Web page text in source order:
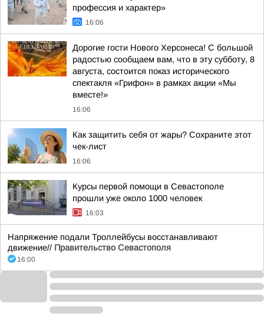
профессия и характер»
16:06
Дорогие гости Нового Херсонеса! С большой
радостью сообщаем вам, что в эту субботу, 8
августа, состоится показ исторического
спектакля «Грифон» в рамках акции «Мы
вместе!»
16:06
Как защитить себя от жары? Сохраните этот
чек-лист
16:06
Курсы первой помощи в Севастополе
прошли уже около 1000 человек
16:03
Напряжение подали Троллейбусы восстанавливают
движение// Правительство Севастополя
16:00